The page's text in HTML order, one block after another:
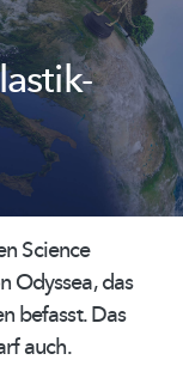
Science
Odyssea, das
befasst. Das
auch.